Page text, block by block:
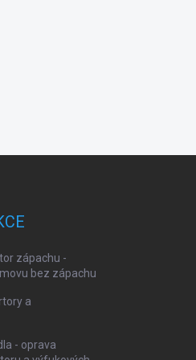
zápachu -
bez zápachu
a
- oprava